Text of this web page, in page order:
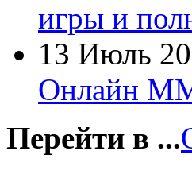
G-cube
Gelezka(4)
Gembird
Gemix
игры и
13 Июль
Онлайн
Перейти в ...